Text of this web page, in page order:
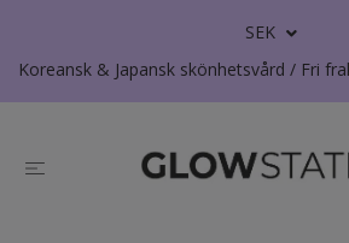
SEK
Koreansk & Japansk skönhetsvård / Fri